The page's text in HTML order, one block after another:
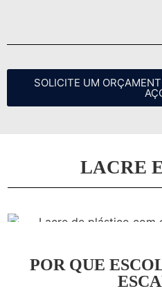
SOLICITE UM
LACRE
POR QUE